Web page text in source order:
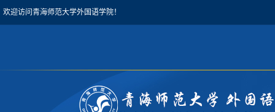
欢迎访问青海师范大学外国语学院！